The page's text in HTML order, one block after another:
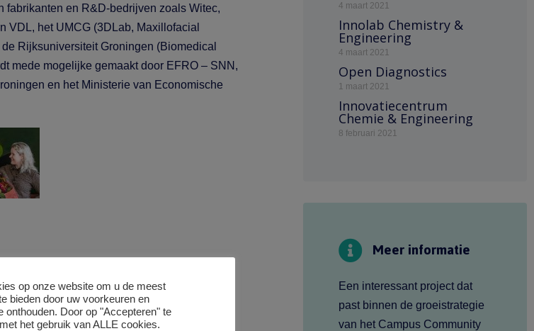
fabrikanten en R&D-bedrijven zoals Witec,
VDL, het UMCG (3DLab, Maxillofacial
Rijksuniversiteit Groningen (Biomedical
mede mogelijke gemaakt door EFRO – SNN,
en het Ministerie van Economische
4 maart 2021
Innolab Chemistry &
Engineering
4 maart 2021
Open Diagnostics
1 maart 2021
Innovatiecentrum
Chemie & Engineering
8 februari 2021
Meer informatie
Een interessant project dat
past binnen de groeistrategie
van het Campus Community
op onze website om u de meest
bieden door uw voorkeuren en
onthouden. Door op "Accepteren" te
het gebruik van ALLE cookies.